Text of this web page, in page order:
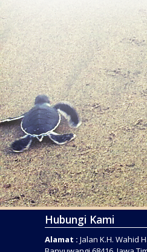
Hubungi Kami
Alamat : Jalan K.H. Wahid